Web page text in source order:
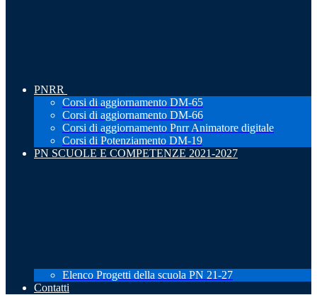
PNRR
Corsi di aggiornamento DM-65
Corsi di aggiornamento DM-66
Corsi di aggiornamento Pnrr Animatore digitale
Corsi di Potenziamento DM-19
PN SCUOLE E COMPETENZE 2021-2027
Elenco Progetti della scuola PN 21-27
Contatti